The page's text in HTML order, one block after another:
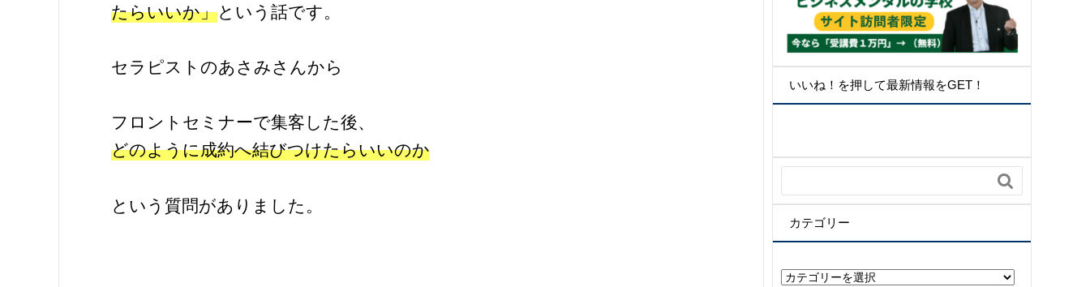
たらいいか」という話です。
セラピストのあさみさんから
フロントセミナーで集客した後、
どのように成約へ結びつけたらいいのか
という質問がありました。
いいね！を押して最新情報をGET！

カテゴリー
カ